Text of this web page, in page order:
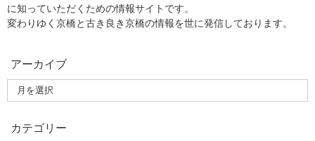
に知っていただくための情報サイトです。
変わりゆく京橋と古き良き京橋の情報を世に発信しております。
アーカイブ
カテゴリー